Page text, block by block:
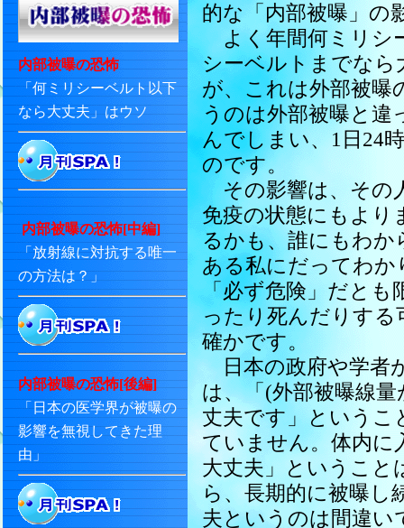
内部被曝の恐怖
「何ミリシーベルト以下
なら大丈夫」はウソ
内部被曝の恐怖[中編]
「放射線に対抗する唯一
の方法は？」
内部被曝の恐怖[後編]
「日本の医学界が被曝の
影響を無視してきた理
由」
的な「内部被曝」の
よく年間何ミリシ
シーベルトまでな
が、これは外部被曝
うのは外部被曝と違
んでしまい、1日24
のです。
その影響は、その
免疫の状態にもより
るかも、誰にもわ
ある私にだってわか
「必ず危険」だと
ったり死んだりする
確かです。
日本の政府や学者
は、「(外部被曝線
丈夫です」というこ
ていません。体内に
大丈夫」ということ
ら、長期的に被曝し
夫というのは間違い